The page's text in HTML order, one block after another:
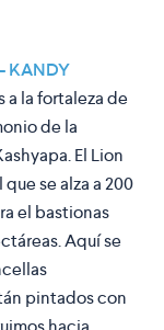
KANDY
a la fortaleza de
de la
El Lion
se alza a 200
el bastionas
Aquí se
pintados con